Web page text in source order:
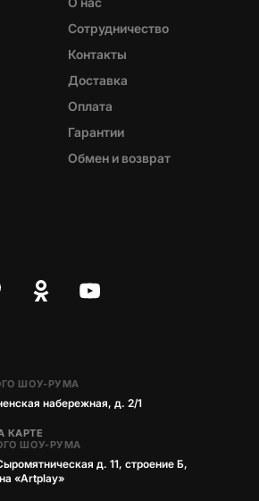
Сотрудничество
Контакты
Доставка
Оплата
Гарантии
Обмен и возврат
ШОУ-РУМА
набережная, д. 2/1
КАРТЕ
ШОУ-РУМА
д. 11, строение Б,
«Artplay»